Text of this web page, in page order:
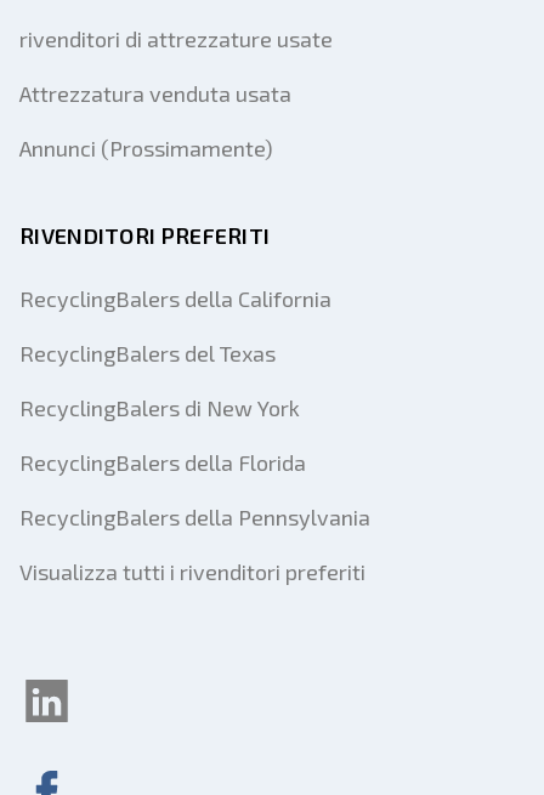
rivenditori di attrezzature usate
Attrezzatura venduta usata
Annunci (Prossimamente)
RIVENDITORI PREFERITI
RecyclingBalers della California
RecyclingBalers del Texas
RecyclingBalers di New York
RecyclingBalers della Florida
RecyclingBalers della Pennsylvania
Visualizza tutti i rivenditori preferiti